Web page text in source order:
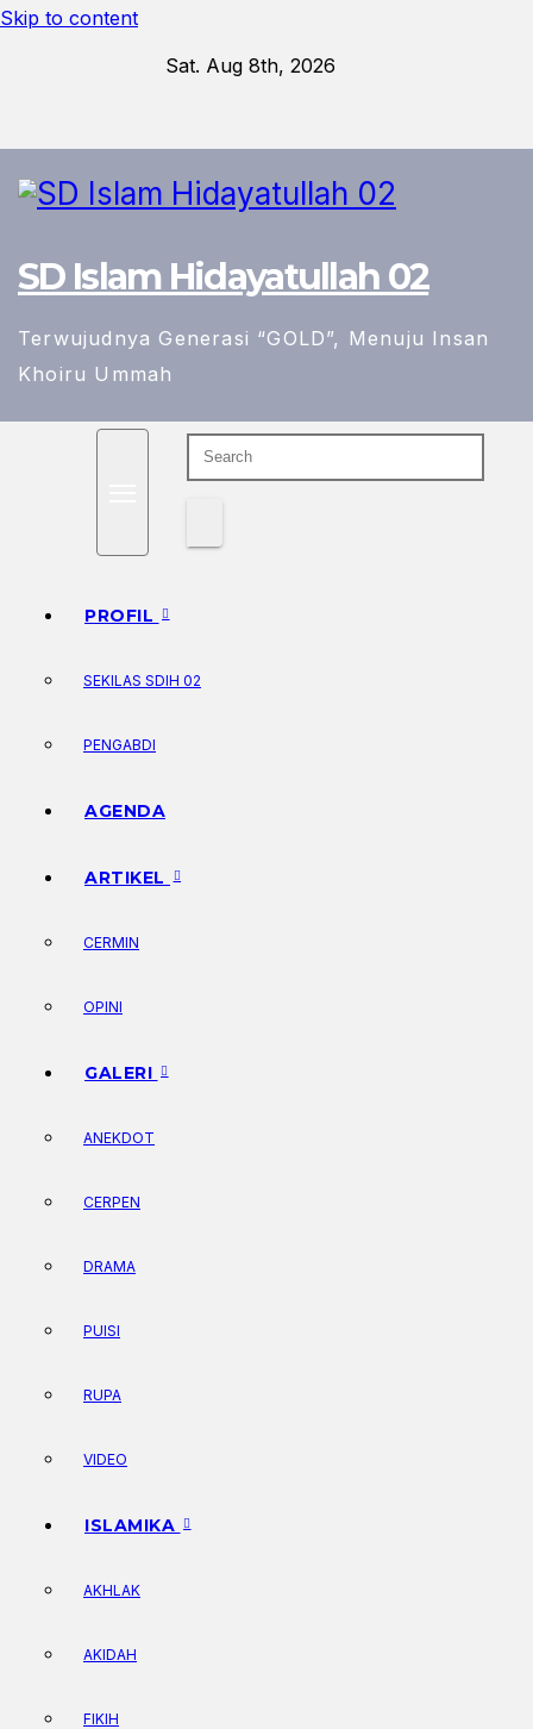
Skip to content
Sat. Aug 8th, 2026
SD Islam Hidayatullah 02
Terwujudnya Generasi “GOLD”, Menuju Insan
Khoiru Ummah
PROFIL
SEKILAS SDIH 02
PENGABDI
AGENDA
ARTIKEL
CERMIN
OPINI
GALERI
ANEKDOT
CERPEN
DRAMA
PUISI
RUPA
VIDEO
ISLAMIKA
AKHLAK
AKIDAH
FIKIH